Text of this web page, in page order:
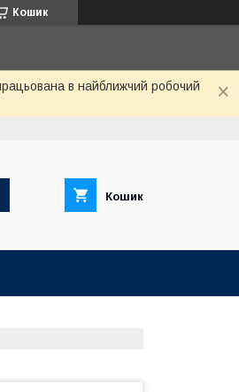
Кошик
в найближчий робочий
Кошик